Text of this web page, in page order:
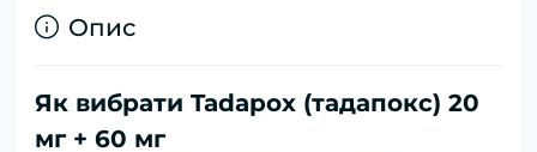
Опис
Як вибрати Tadapox (тадапокс) 20
мг + 60 мг